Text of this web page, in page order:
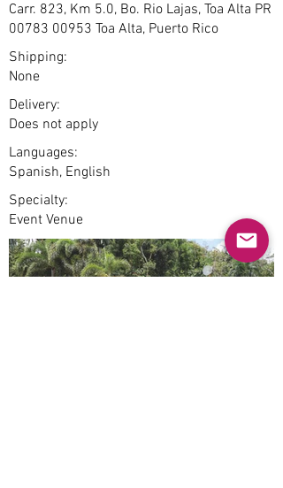
Carr. 823, Km 5.0, Bo. Rio Lajas, Toa Alta PR
00783 00953 Toa Alta, Puerto Rico
Shipping:
None
Delivery:
Does not apply
Languages:
Spanish, English
Specialty:
Event Venue